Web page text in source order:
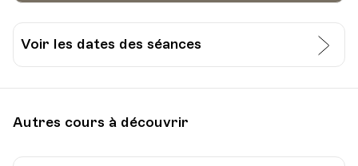
Voir les dates des séances
Escaliers du Marché 2, Lausanne
Autres cours à découvrir